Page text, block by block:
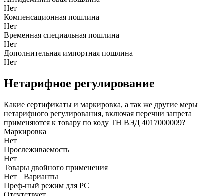
Нет
Компенсационная пошлина
Нет
Временная специальная пошлина
Нет
Дополнительная импортная пошлина
Нет
Нетарифное регулирование
Какие сертификаты и маркировка, а так же другие меры
нетарифного регулирования, включая перечни запрета
применяются к товару по коду ТН ВЭД 4017000009?
Маркировка
Нет
Прослеживаемость
Нет
Товары двойного применения
Нет
Варианты
Преф-ный режим для РС